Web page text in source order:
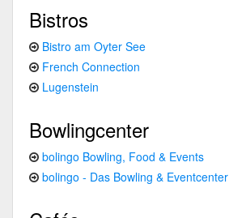
Bistros
Bistro am Oyter See
French Connection
Lugenstein
Bowlingcenter
bolingo Bowling, Food & Events
bolingo - Das Bowling & Eventcenter